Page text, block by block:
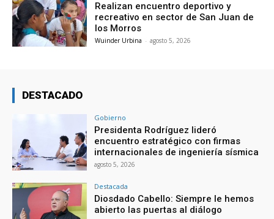
Realizan encuentro deportivo y
recreativo en sector de San Juan de
los Morros
Wuinder Urbina - agosto 5, 2026
DESTACADO
Gobierno
Presidenta Rodríguez lideró
encuentro estratégico con firmas
internacionales de ingeniería sísmica
agosto 5, 2026
Destacada
Diosdado Cabello: Siempre le hemos
abierto las puertas al diálogo